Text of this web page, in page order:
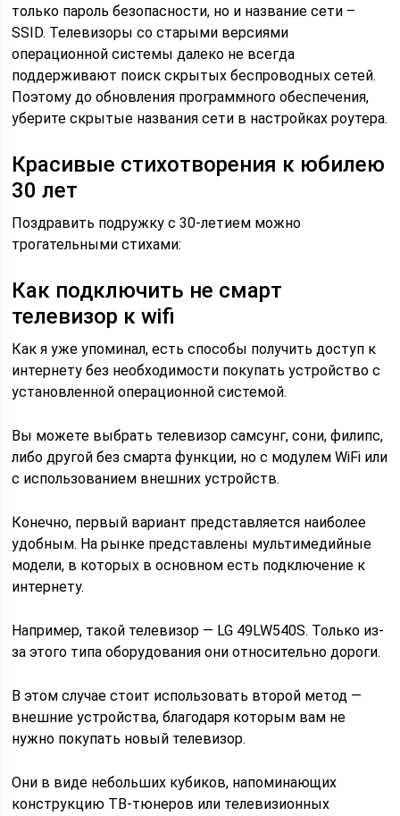
только пароль безопасности, но и название сети –
SSID. Телевизоры со старыми версиями
операционной системы далеко не всегда
поддерживают поиск скрытых беспроводных сетей.
Поэтому до обновления программного обеспечения,
уберите скрытые названия сети в настройках роутера.
Красивые стихотворения к юбилею
30 лет
Поздравить подружку с 30-летием можно
трогательными стихами:
Как подключить не смарт
телевизор к wifi
Как я уже упоминал, есть способы получить доступ к
интернету без необходимости покупать устройство с
установленной операционной системой.
Вы можете выбрать телевизор самсунг, сони, филипс,
либо другой без смарта функции, но с модулем WiFi или
с использованием внешних устройств.
Конечно, первый вариант представляется наиболее
удобным. На рынке представлены мультимедийные
модели, в которых в основном есть подключение к
интернету.
Например, такой телевизор — LG 49LW540S. Только из-
за этого типа оборудования они относительно дороги.
В этом случае стоит использовать второй метод —
внешние устройства, благодаря которым вам не
нужно покупать новый телевизор.
Они в виде небольших кубиков, напоминающих
конструкцию ТВ-тюнеров или телевизионных